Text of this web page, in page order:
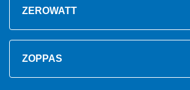
ZEROWATT
ZOPPAS